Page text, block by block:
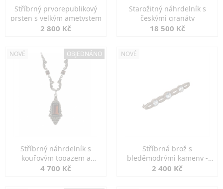
Stříbrný prvorepublikový
prsten s velkým ametystem
2 800 Kč
Starožitný náhrdelník s
českými granáty
18 500 Kč
NOVÉ OBJEDNÁNO
Stříbrný náhrdelník s
kouřovým topazem a
markazity
4 700 Kč
NOVÉ
Stříbrná brož s
bleděmodrými kameny -
jemná elegance
2 400 Kč